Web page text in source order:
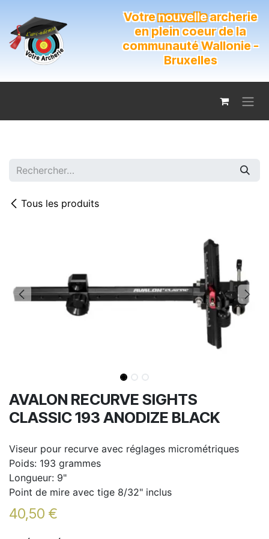
Votrenouvellearcherie
en plein coeur de la
communauté Wallonie -
Bruxelles
Tous les produits
AVALON RECURVE SIGHTS
CLASSIC 193 ANODIZE BLACK
Viseur pour recurve avec réglages micrométriques
Poids: 193 grammes
Longueur: 9"
Point de mire avec tige 8/32" inclus
40,50 €